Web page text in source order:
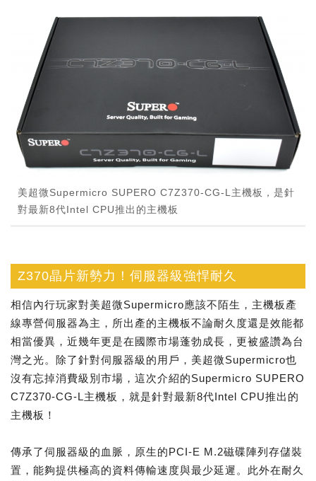
美超微Supermicro SUPERO C7Z370-CG-L主機板，是針
對最新8代Intel CPU推出的主機板
Z370晶片新勢力！伺服器級強悍耐久
相信內行玩家對美超微Supermicro應該不陌生，主機板產
線專營伺服器為主，所出產的主機板不論耐久度還是效能都
相當優異，近幾年更是在國際市場蓬勃成長，更被盛讚為台
灣之光。除了針對伺服器級的用戶，美超微Supermicro也
沒有忘掉消費級別市場，這次介紹的Supermicro SUPERO
C7Z370-CG-L主機板，就是針對最新8代Intel CPU推出的
主機板！
傳承了伺服器級的血脈，原生的PCI-E M.2磁碟陣列存儲裝
置，能夠提供極高的資料傳輸速度與最少延遲。此外在耐久